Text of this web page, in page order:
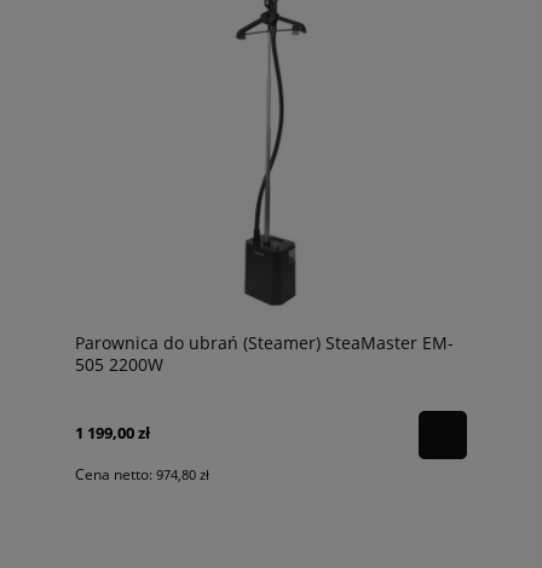
Parownica do ubrań (Steamer) SteaMaster EM-
505 2200W
1 199,00 zł
Cena netto: 974,80 zł